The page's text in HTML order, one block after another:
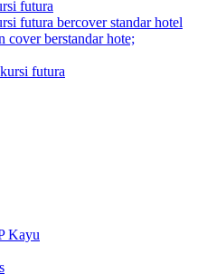
futura
futura bercover standar hotel
cover berstandar hote;
futura
Kayu